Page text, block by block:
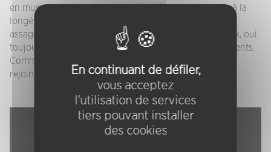
en musique. Mais voilà, aujourd’hui Binidu est un trio à la
longévité record d’une quinzaine d’années. Le trio est
assagi, et contemple davantage l’épure. Ça part du rock, oui
toujours, mais pour arriver sur des tapis sonores indolents.
Comme si tous les héritages musicaux pouvaient se
rejoindre dans ce très chic maelström de la noise.
En continuant de défiler,
vous acceptez
l'utilisation de services
tiers pouvant installer
des cookies